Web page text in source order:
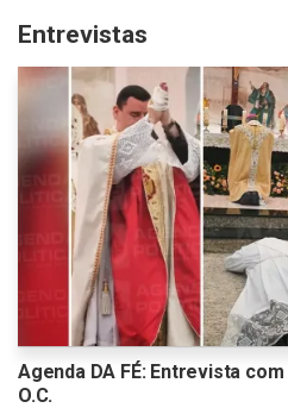
Entrevistas
Agenda DA FÉ: Entrevista
O.C.